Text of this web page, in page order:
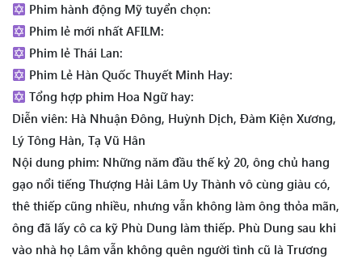
Phim hành động Mỹ tuyển chọn:
Phim lẻ mới nhất AFILM:
Phim lẻ Thái Lan:
Phim Lẻ Hàn Quốc Thuyết Minh Hay:
Tổng hợp phim Hoa Ngữ hay:
Diễn viên: Hà Nhuận Đông, Huỳnh Dịch, Đàm Kiện Xương,
Lý Tông Hàn, Tạ Vũ Hân
Nội dung phim: Những năm đầu thế kỷ 20, ông chủ hang
gạo nổi tiếng Thượng Hải Lâm Uy Thành vô cùng giàu có,
thê thiếp cũng nhiều, nhưng vẫn không làm ông thỏa mãn,
ông đã lấy cô ca kỹ Phù Dung làm thiếp. Phù Dung sau khi
vào nhà họ Lâm vẫn không quên người tình cũ là Trương